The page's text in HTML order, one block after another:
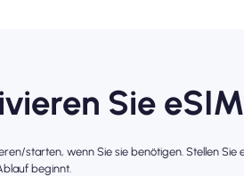
Sie
starten, wenn Sie sie benötigen. Stellen
beginnt.